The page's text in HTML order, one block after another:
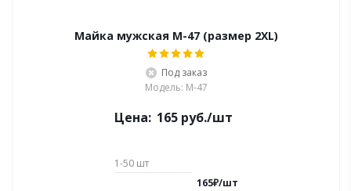
Майка мужская M-47 (размер 2XL)
Под заказ
Модель: M-47
Цена: 165 руб./шт
1-50 шт
165₽/шт